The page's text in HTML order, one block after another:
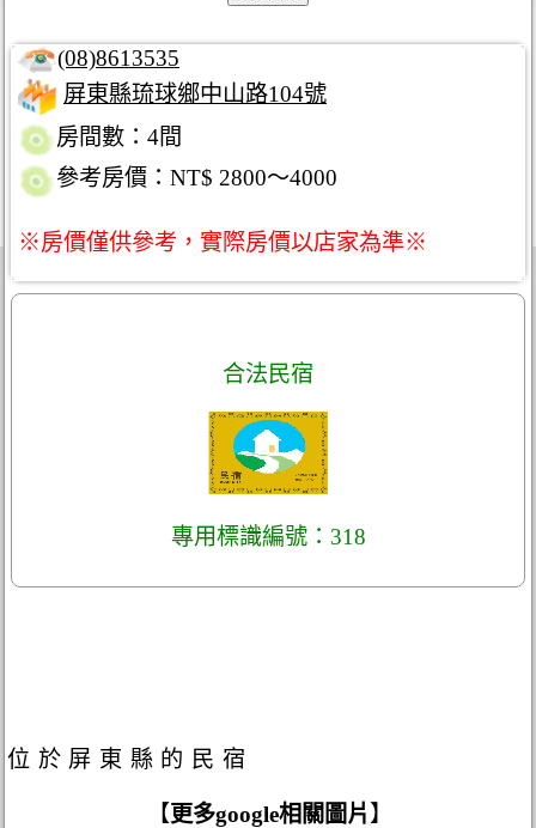
(08)8613535
屏東縣琉球鄉中山路104號
房間數：4間
參考房價：NT$ 2800～4000
※房價僅供參考，實際房價以店家為準※
合法民宿
專用標識編號：318
位於屏東縣的民宿
【更多google相關圖片 】